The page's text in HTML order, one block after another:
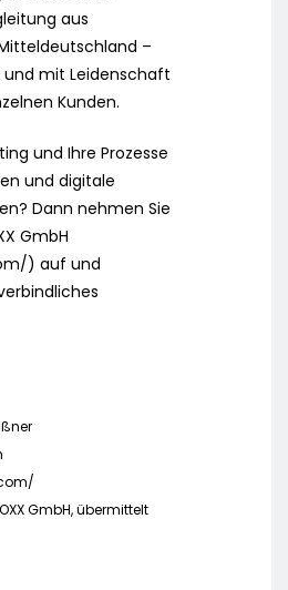
aus
–
mit Leidenschaft
Kunden.
und Ihre Prozesse
und digitale
Dann nehmen Sie
GmbH
) auf und
GmbH, übermittelt